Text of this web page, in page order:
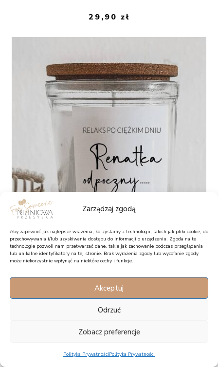
Zarządzaj zgodą
Aby zapewnić jak najlepsze wrażenia, korzystamy z technologii, takich jak pliki cookie, do
przechowywania i/lub uzyskiwania dostępu do informacji o urządzeniu. Zgoda na te
technologie pozwoli nam przetwarzać dane, takie jak zachowanie podczas przeglądania
lub unikalne identyfikatory na tej stronie. Brak wyrażenia zgody lub wycofanie zgody
może niekorzystnie wpłynąć na niektóre cechy i funkcje.
Akceptuj
Odrzuć
Zobacz preferencje
Polityka PrywatnościPolityka Prywatności
29,90 zł
Biała świeca zapachowa z imieniem na prezent – Odpocznij
48,90zł